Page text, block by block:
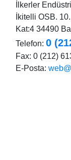
İlkerler
İkitelli OSB.
Kat:4 34490
Telefon: 0
Fax: 0 (212)
E-Posta: